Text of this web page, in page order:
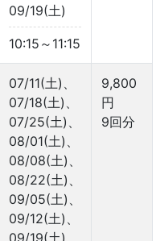
09/19(土)
10:15～11:15
07/11(土)、
07/18(土)、
07/25(土)、
08/01(土)、
08/08(土)、
08/22(土)、
09/05(土)、
09/12(土)、
09/19(土)
9,800
円
9回分